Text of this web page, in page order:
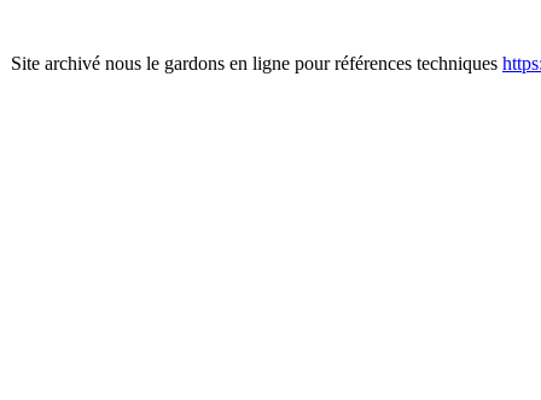
Site archivé nous le gardons en ligne pour références techniques